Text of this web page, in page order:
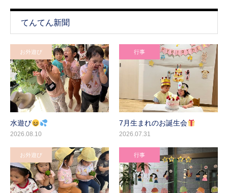
てんてん新聞
お外遊び
水遊び
2026.08.10
行事
7月生まれのお誕生会
2026.07.31
お外遊び 行事